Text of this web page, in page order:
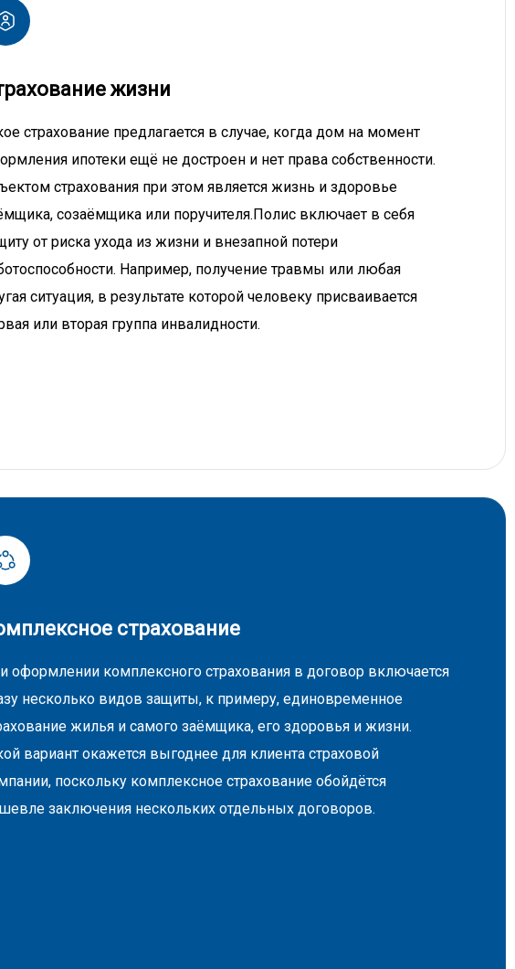
жизни
страхование предлагается в случае, когда дом на момент
ипотеки ещё не достроен и нет права собственности.
страхования при этом является жизнь и здоровье
созаёмщика или поручителя.Полис включает в себя
от риска ухода из жизни и внезапной потери
Например, получение травмы или любая
ситуация, в результате которой человеку присваивается
или вторая группа инвалидности.
страхование
оформлении комплексного страхования в договор включается
несколько видов защиты, к примеру, единовременное
жилья и самого заёмщика, его здоровья и жизни.
вариант окажется выгоднее для клиента страховой
поскольку комплексное страхование обойдётся
заключения нескольких отдельных договоров.